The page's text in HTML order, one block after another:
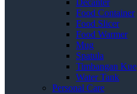
Decanter
Food Container
Food Slicer
Food Warmer
Mug
Spatula
Timbangan Kue
Water Tank
Personal Care